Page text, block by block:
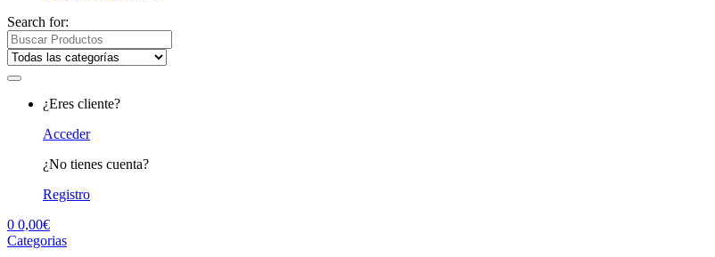
Search for:
¿Eres cliente?
Acceder
¿No tienes cuenta?
Registro
0 0,00€
Categorias